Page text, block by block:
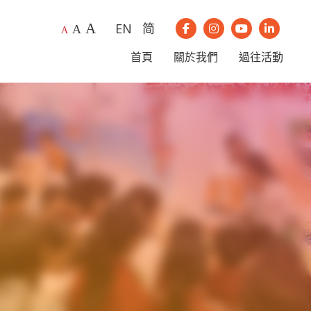
A A A EN 简 我們的Facebook
我們的Instagram
我們的我們的
首頁 關於我們 過往活動